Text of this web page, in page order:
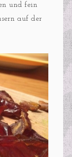
und fein
auf der